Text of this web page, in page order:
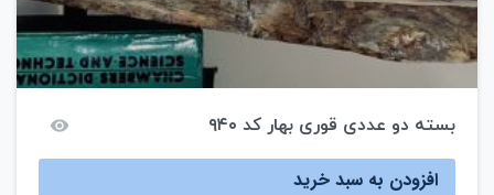
بسته دو عددی قوری بهار کد ۹۴۰
افزودن به سبد خرید